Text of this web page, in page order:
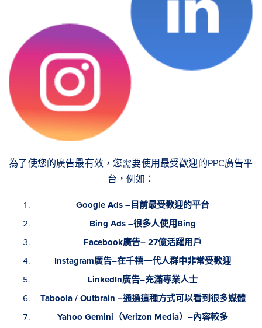
為了使您的廣告最有效，您需要使用最受歡迎的PPC廣告平
台，例如：
Google Ads –目前最受歡迎的平台
Bing Ads –很多人使用Bing
Facebook廣告– 27億活躍用戶
Instagram廣告–在千禧一代人群中非常受歡迎
LinkedIn廣告–充滿專業人士
Taboola / Outbrain –通過這種方式可以看到很多媒體
Yahoo Gemini（Verizon Media）–內容較多